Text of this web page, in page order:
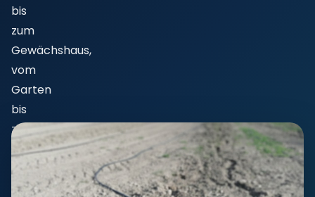
bis
zum
Gewächshaus,
vom
Garten
bis
zu
Industrieanlagen.
Zentralstationen,
Ventilsteuerungseinheiten,